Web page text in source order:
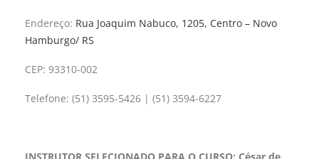
Endereço: Rua Joaquim Nabuco, 1205, Centro – Novo
Hamburgo/ RS
CEP: 93310-002
Telefone: (51) 3595-5426 | (51) 3594-6227